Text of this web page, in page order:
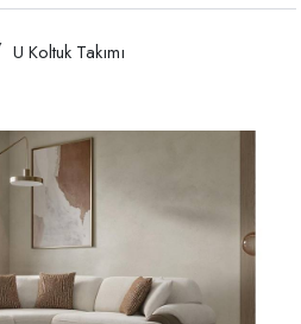
U Koltuk Takımı